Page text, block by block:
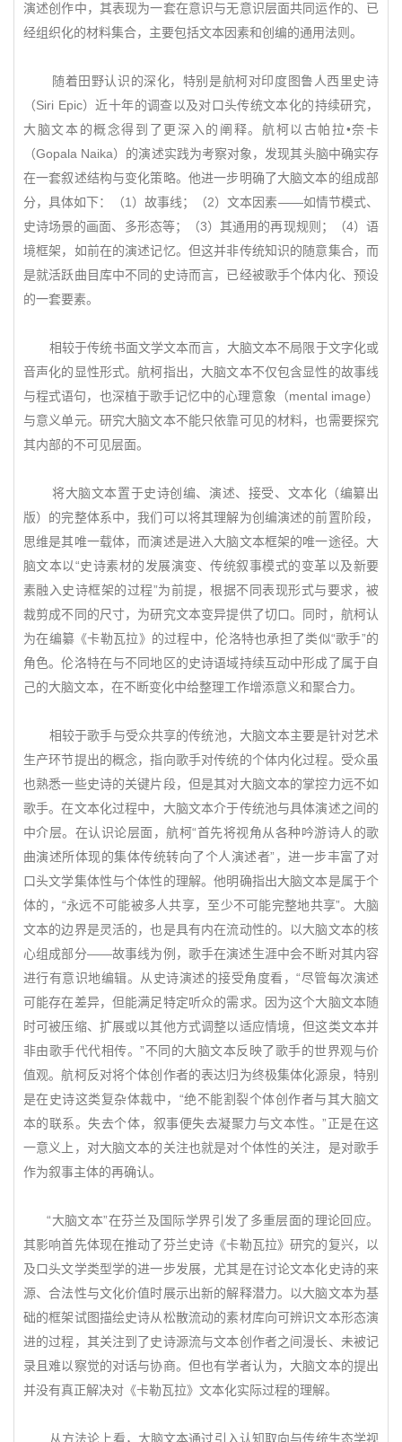
演述创作中，其表现为一套在意识与无意识层面共同运作的、已
经组织化的材料集合，主要包括文本因素和创编的通用法则。
随着田野认识的深化，特别是航柯对印度图鲁人西里史诗
（Siri Epic）近十年的调查以及对口头传统文本化的持续研究，
大脑文本的概念得到了更深入的阐释。航柯以古帕拉•奈卡
（Gopala Naika）的演述实践为考察对象，发现其头脑中确实存
在一套叙述结构与变化策略。他进一步明确了大脑文本的组成部
分，具体如下：（1）故事线；（2）文本因素——如情节模式、
史诗场景的画面、多形态等；（3）其通用的再现规则；（4）语
境框架，如前在的演述记忆。但这并非传统知识的随意集合，而
是就活跃曲目库中不同的史诗而言，已经被歌手个体内化、预设
的一套要素。
相较于传统书面文学文本而言，大脑文本不局限于文字化或
音声化的显性形式。航柯指出，大脑文本不仅包含显性的故事线
与程式语句，也深植于歌手记忆中的心理意象（mental image）
与意义单元。研究大脑文本不能只依靠可见的材料，也需要探究
其内部的不可见层面。
将大脑文本置于史诗创编、演述、接受、文本化（编纂出
版）的完整体系中，我们可以将其理解为创编演述的前置阶段，
思维是其唯一载体，而演述是进入大脑文本框架的唯一途径。大
脑文本以“史诗素材的发展演变、传统叙事模式的变革以及新要
素融入史诗框架的过程”为前提，根据不同表现形式与要求，被
裁剪成不同的尺寸，为研究文本变异提供了切口。同时，航柯认
为在编纂《卡勒瓦拉》的过程中，伦洛特也承担了类似“歌手”的
角色。伦洛特在与不同地区的史诗语域持续互动中形成了属于自
己的大脑文本，在不断变化中给整理工作增添意义和聚合力。
相较于歌手与受众共享的传统池，大脑文本主要是针对艺术
生产环节提出的概念，指向歌手对传统的个体内化过程。受众虽
也熟悉一些史诗的关键片段，但是其对大脑文本的掌控力远不如
歌手。在文本化过程中，大脑文本介于传统池与具体演述之间的
中介层。在认识论层面，航柯“首先将视角从各种吟游诗人的歌
曲演述所体现的集体传统转向了个人演述者”，进一步丰富了对
口头文学集体性与个体性的理解。他明确指出大脑文本是属于个
体的，“永远不可能被多人共享，至少不可能完整地共享”。大脑
文本的边界是灵活的，也是具有内在流动性的。以大脑文本的核
心组成部分——故事线为例，歌手在演述生涯中会不断对其内容
进行有意识地编辑。从史诗演述的接受角度看，“尽管每次演述
可能存在差异，但能满足特定听众的需求。因为这个大脑文本随
时可被压缩、扩展或以其他方式调整以适应情境，但这类文本并
非由歌手代代相传。”不同的大脑文本反映了歌手的世界观与价
值观。航柯反对将个体创作者的表达归为终极集体化源泉，特别
是在史诗这类复杂体裁中，“绝不能割裂个体创作者与其大脑文
本的联系。失去个体，叙事便失去凝聚力与文本性。”正是在这
一意义上，对大脑文本的关注也就是对个体性的关注，是对歌手
作为叙事主体的再确认。
“大脑文本”在芬兰及国际学界引发了多重层面的理论回应。
其影响首先体现在推动了芬兰史诗《卡勒瓦拉》研究的复兴，以
及口头文学类型学的进一步发展，尤其是在讨论文本化史诗的来
源、合法性与文化价值时展示出新的解释潜力。以大脑文本为基
础的框架试图描绘史诗从松散流动的素材库向可辨识文本形态演
进的过程，其关注到了史诗源流与文本创作者之间漫长、未被记
录且难以察觉的对话与协商。但也有学者认为，大脑文本的提出
并没有真正解决对《卡勒瓦拉》文本化实际过程的理解。
从方法论上看，大脑文本通过引入认知取向与传统生态学视